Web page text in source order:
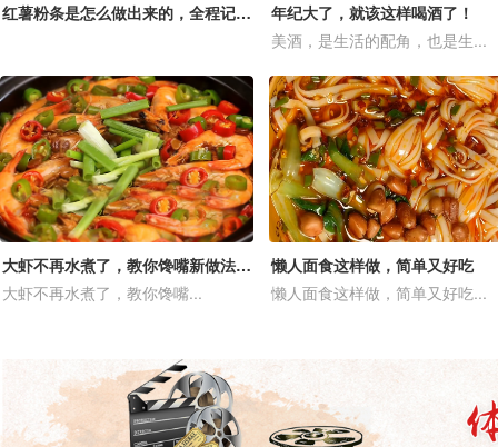
红薯粉条是怎么做出来的，全程记录粉条的制作过程，你见过吗？
年纪大了，就该这样喝酒了！
美酒，是生活的配角，也是生...
大虾不再水煮了，教你馋嘴新做法，入味又营养，比油炸的还过瘾
大虾不再水煮了，教你馋嘴...
懒人面食这样做，简单又好吃
懒人面食这样做，简单又好吃...